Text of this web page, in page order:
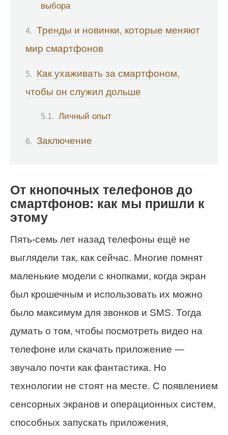
выбора
Тренды и новинки, которые меняют
мир смартфонов
Как ухаживать за смартфоном,
чтобы он служил дольше
Личный опыт
Заключение
От кнопочных телефонов до
смартфонов: как мы пришли к
этому
Пять-семь лет назад телефоны ещё не
выглядели так, как сейчас. Многие помнят
маленькие модели с кнопками, когда экран
был крошечным и использовать их можно
было максимум для звонков и SMS. Тогда
думать о том, чтобы посмотреть видео на
телефоне или скачать приложение —
звучало почти как фантастика. Но
технологии не стоят на месте. С появлением
сенсорных экранов и операционных систем,
способных запускать приложения,